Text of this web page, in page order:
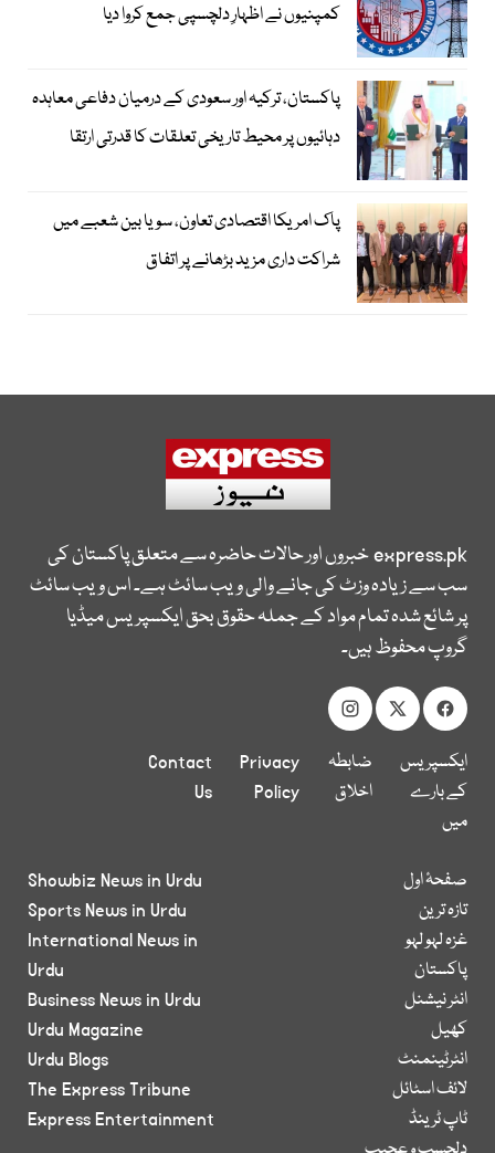
کمپنیوں نے اظہارِ دلچسپی جمع کروا دیا
پاکستان، ترکیہ اور سعودی کے درمیان دفاعی معاہدہ
دہائیوں پر محیط تاریخی تعلقات کا قدرتی ارتقا
پاک امریکا اقتصادی تعاون، سویا بین شعبے میں
شراکت داری مزید بڑھانے پر اتفاق
express.pkخبروں اور حالات حاضرہ سے متعلق پاکستان کی
سب سے زیادہ وزٹ کی جانے والی ویب سائٹ ہے۔ اس ویب سائٹ
پر شائع شدہ تمام مواد کے جملہ حقوق بحق ایکسپریس میڈیا
گروپ محفوظ ہیں۔
ایکسپریس
کے بارے
میں
ضابطہ
اخلاق
Privacy
Policy
Contact
Us
صفحۂ اول
تازہ ترین
غزہ لہو لہو
پاکستان
انٹر نیشنل
کھیل
انٹرٹینمنٹ
لائف اسٹائل
ٹاپ ٹرینڈ
Showbiz News in Urdu
Sports News in Urdu
International News in
Urdu
Business News in Urdu
Urdu Magazine
Urdu Blogs
The Express Tribune
Express Entertainment